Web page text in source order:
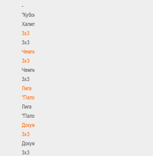
-
"Кубок
Халипского"
3x3
3x3
Чемпионат
3х3
Чемпионат
3х3
Лига
"Палова"
Лига
"Палова"
Документы
3х3
Документы
3х3